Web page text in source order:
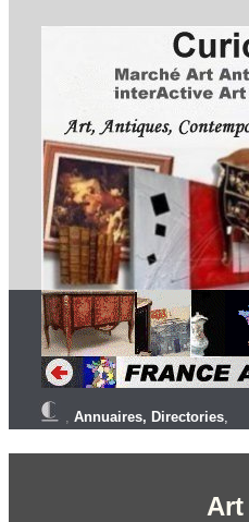
, Annuaires, Directories,
Art